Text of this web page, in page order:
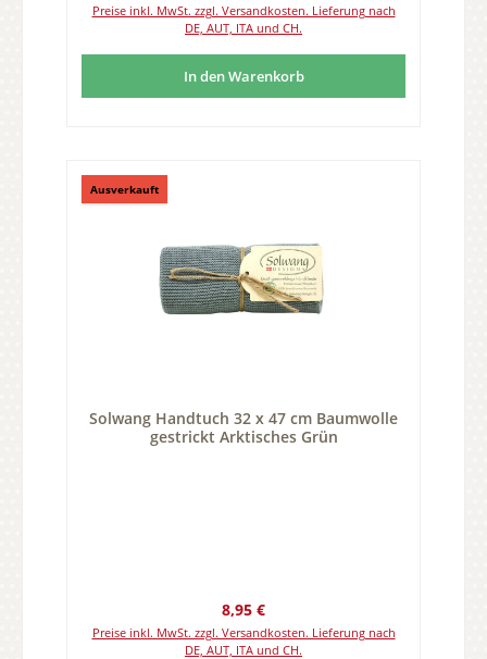
Preise inkl. MwSt. zzgl. Versandkosten. Lieferung nach
DE, AUT, ITA und CH.
In den Warenkorb
Ausverkauft
Solwang Handtuch 32 x 47 cm Baumwolle
gestrickt Arktisches Grün
Regulärer Preis:
8,95 €
Preise inkl. MwSt. zzgl. Versandkosten. Lieferung nach
DE, AUT, ITA und CH.